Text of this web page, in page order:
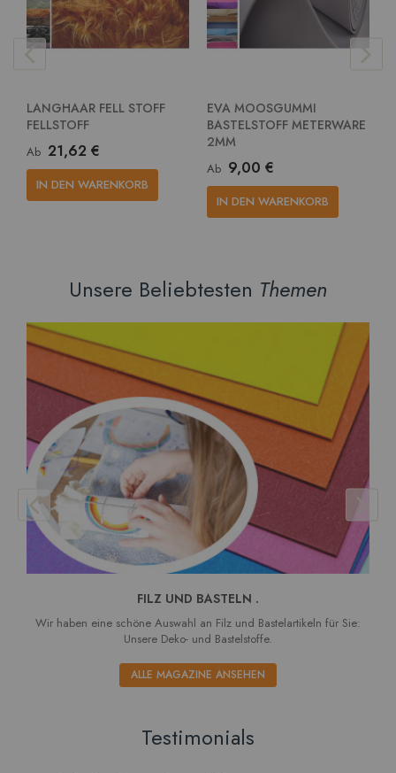
LANGHAAR FELL STOFF
FELLSTOFF
Ab 21,62 €
IN DEN WARENKORB
EVA MOOSGUMMI
BASTELSTOFF METERWARE
2MM
Ab 9,00 €
IN DEN WARENKORB
Unsere Beliebtesten Themen
FILZ UND BASTELN .
Wir haben eine schöne Auswahl an Filz und Bastelartikeln für Sie:
Unsere Deko- und Bastelstoffe.
ALLE MAGAZINE ANSEHEN
Testimonials